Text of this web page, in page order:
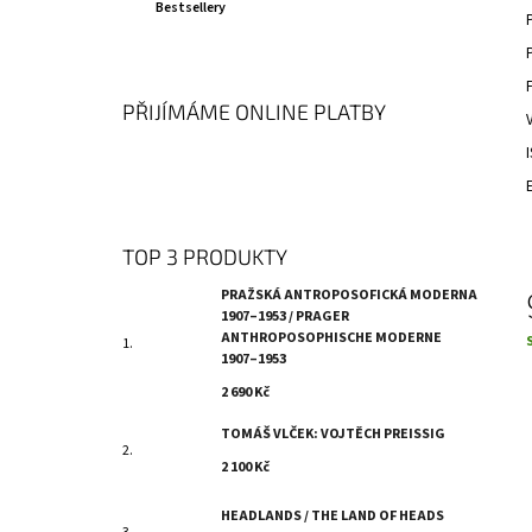
Bestsellery
PŘIJÍMÁME ONLINE PLATBY
TOP 3 PRODUKTY
PRAŽSKÁ ANTROPOSOFICKÁ MODERNA
1907–1953 / PRAGER
ANTHROPOSOPHISCHE MODERNE
1907–1953
2 690 Kč
TOMÁŠ VLČEK: VOJTĚCH PREISSIG
2 100 Kč
HEADLANDS / THE LAND OF HEADS
5